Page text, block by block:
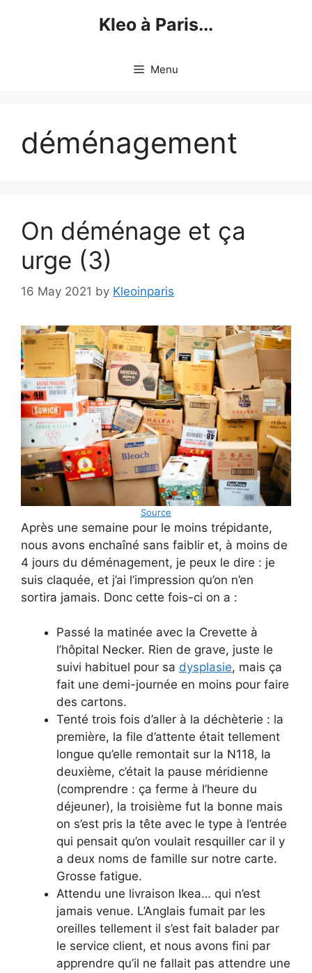
Kleo à Paris...
Menu
déménagement
On déménage et ça
urge (3)
16 May 2021 by Kleoinparis
Source
Après une semaine pour le moins trépidante,
nous avons enchaîné sans faiblir et, à moins de
4 jours du déménagement, je peux le dire : je
suis claquée, et j’ai l’impression qu’on n’en
sortira jamais. Donc cette fois-ci on a :
Passé la matinée avec la Crevette à
l’hôpital Necker. Rien de grave, juste le
suivi habituel pour sa dysplasie, mais ça
fait une demi-journée en moins pour faire
des cartons.
Tenté trois fois d’aller à la déchèterie : la
première, la file d’attente était tellement
longue qu’elle remontait sur la N118, la
deuxième, c’était la pause méridienne
(comprendre : ça ferme à l’heure du
déjeuner), la troisième fut la bonne mais
on s’est pris la tête avec le type à l’entrée
qui pensait qu’on voulait resquiller car il y
a deux noms de famille sur notre carte.
Grosse fatigue.
Attendu une livraison Ikea… qui n’est
jamais venue. L’Anglais fumait par les
oreilles tellement il s’est fait balader par
le service client, et nous avons fini par
apprendre qu’il ne fallait pas attendre une